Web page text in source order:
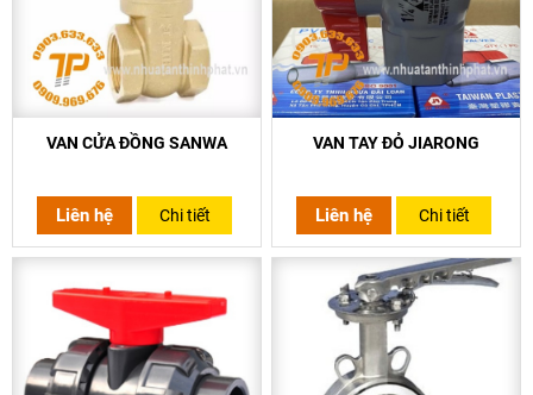
VAN CỬA ĐỒNG SANWA
Liên hệ Chi tiết
VAN TAY ĐỎ JIARONG
Liên hệ Chi tiết